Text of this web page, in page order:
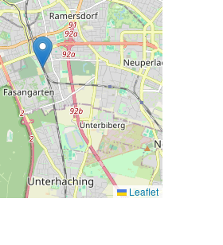
Leaflet